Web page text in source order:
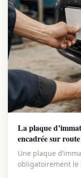
La plaque
encadrée sur route
Une plaque
obligatoirement le